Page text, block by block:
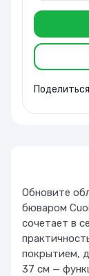
Поделиться
Обновите
бюваром
сочетает в
покрытием,
37 см —